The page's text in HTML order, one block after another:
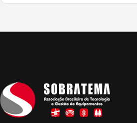
efeito estufa (GEE). Segundo os
“Pavimenta&cc…